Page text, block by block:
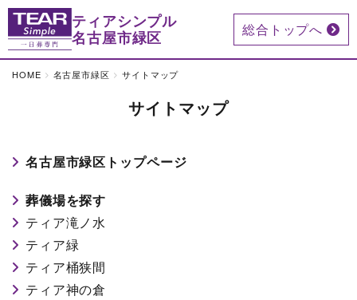
ティアシンプル
名古屋市緑区
総合トップへ
HOME 名古屋市緑区 サイトマップ
サイトマップ
名古屋市緑区トップページ
葬儀場を探す
ティア滝ノ水
ティア緑
ティア桶狭間
ティア神の倉